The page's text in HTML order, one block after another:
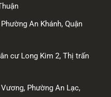
An Khánh, Quận
cư Long Kim 2, Thị trấn
Phường An Lạc,